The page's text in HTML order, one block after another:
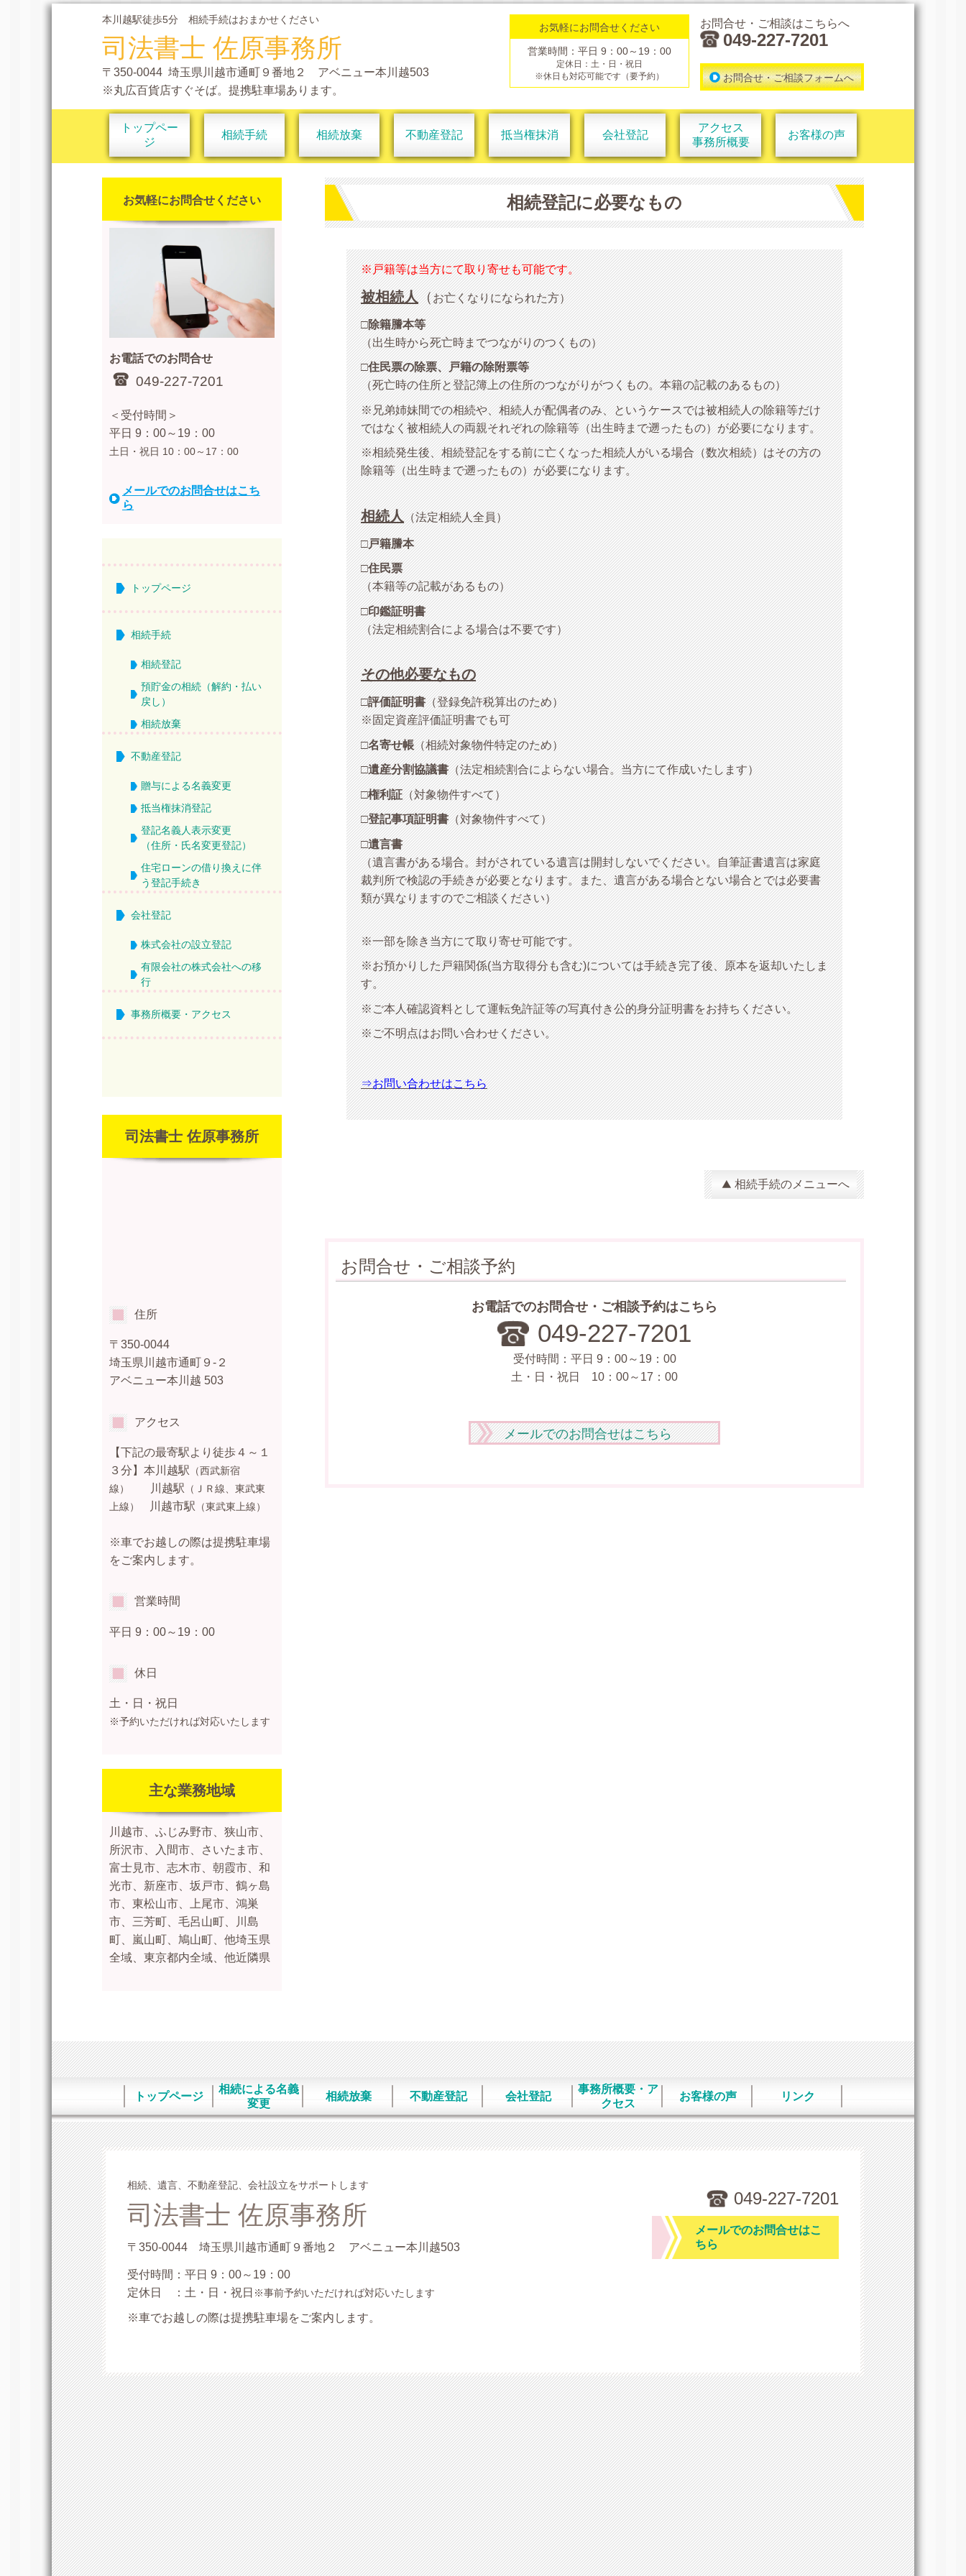
本川越駅徒歩5分 相続手続はおまかせください
司法書士 佐原事務所
〒350-0044 埼玉県川越市通町９番地２ アベニュー本川越503
※丸広百貨店すぐそば。提携駐車場あります。
お気軽にお問合せください
営業時間：平日 9：00～19：00
定休日：土・日・祝日
※休日も対応可能です（要予約）
お問合せ・ご相談はこちらへ
049-227-7201
お問合せ・ご相談フォームへ
トップペー
ジ
相続手続 相続放棄 不動産登記 抵当権抹消 会社登記
アクセス
事務所概要
お客様の声
相続登記に必要なもの
※戸籍等は当方にて取り寄せも可能です。
被相続人 （ お亡くなりになられた方）
□除籍謄本等
（出生時から死亡時までつながりのつくもの）
□住民票の除票、戸籍の除附票等
（死亡時の住所と登記簿上の住所のつながりがつくもの。本籍の記載のあるもの）
※兄弟姉妹間での相続や、相続人が配偶者のみ、というケースでは被相続人の除籍等だけ
ではなく被相続人の両親それぞれの除籍等（出生時まで遡ったもの）が必要になります。
※相続発生後、相続登記をする前に亡くなった相続人がいる場合（数次相続）はその方の
除籍等（出生時まで遡ったもの）が必要になります。
相続人 （法定相続人全員）
□戸籍謄本
□住民票
（本籍等の記載があるもの）
□印鑑証明書
（法定相続割合による場合は不要です）
その他必要なもの
□評価証明書 （登録免許税算出のため）
※固定資産評価証明書でも可
□名寄せ帳 （相続対象物件特定のため）
□遺産分割協議書 （法定相続割合によらない場合。当方にて作成いたします）
□権利証 （対象物件すべて）
□登記事項証明書 （対象物件すべて）
□遺言書
（遺言書がある場合。封がされている遺言は開封しないでください。自筆証書遺言は家庭
裁判所で検認の手続きが必要となります。また、遺言がある場合とない場合とでは必要書
類が異なりますのでご相談ください）
※一部を除き当方にて取り寄せ可能です。
※お預かりした戸籍関係(当方取得分も含む)については手続き完了後、原本を返却いたしま
す。
※ご本人確認資料として運転免許証等の写真付き公的身分証明書をお持ちください。
※ご不明点はお問い合わせください。
⇒お問い合わせはこちら
相続手続のメニューへ
お問合せ・ご相談予約
お電話でのお問合せ・ご相談予約はこちら
049-227-7201
受付時間：平日 9：00～19：00
土・日・祝日 10：00～17：00
メールでのお問合せはこちら
お気軽にお問合せください
お電話でのお問合せ
049-227-7201
＜受付時間＞
平日 9：00～19：00
土日・祝日 10：00～17：00
メールでのお問合せはこち
ら
トップページ
相続手続
相続登記
預貯金の相続（解約・払い
戻し）
相続放棄
不動産登記
贈与による名義変更
抵当権抹消登記
登記名義人表示変更
（住所・氏名変更登記）
住宅ローンの借り換えに伴
う登記手続き
会社登記
株式会社の設立登記
有限会社の株式会社への移
行
事務所概要・アクセス
司法書士 佐原事務所
住所
〒350-0044
埼玉県川越市通町９-２
アベニュー本川越 503
アクセス
【下記の最寄駅より徒歩４～１
３分】本川越駅 （西武新宿
線）
川越駅 （ＪＲ線、東武東
上線）
川越市駅 （東武東上線）
※車でお越しの際は提携駐車場
をご案内します。
営業時間
平日 9：00～19：00
休日
土・日・祝日
※予約いただければ対応いたします
主な業務地域
川越市、 ふじみ野市、 狭山市、
所沢市、入間市、さいたま市、
富士見市、志木市、朝霞市、和
光市、新座市、坂戸市、鶴ヶ島
市、東松山市、上尾市、鴻巣
市、三芳町、毛呂山町、川島
町、嵐山町、鳩山町、他埼玉県
全域、東京都内全域、他近隣県
トップページ
相続による名義
変更
相続放棄 不動産登記 会社登記
事務所概要・ア
クセス
お客様の声 リンク
相続、遺言、不動産登記、会社設立をサポートします
司法書士 佐原事務所
〒350-0044 埼玉県川越市通町９番地２ アベニュー本川越503
受付時間： 平日 9：00～19：00
定休日 ：土・日・祝日 ※事前予約いただければ対応いたします
※車でお越しの際は提携駐車場をご案内します。
049-227-7201
メールでのお問合せはこ
ちら